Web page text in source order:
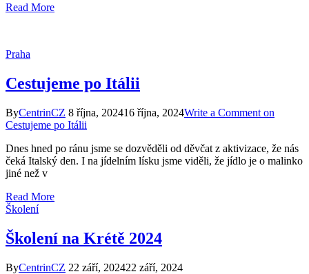
Read More
Praha
Cestujeme po Itálii
ByCentrinCZ 8 října, 202416 října, 2024Write a Comment on
Cestujeme po Itálii
Dnes hned po ránu jsme se dozvěděli od děvčat z aktivizace, že nás
čeká Italský den. I na jídelním lísku jsme viděli, že jídlo je o malinko
jiné než v
Read More
Školení
Školení na Krétě 2024
ByCentrinCZ 22 září, 202422 září, 2024